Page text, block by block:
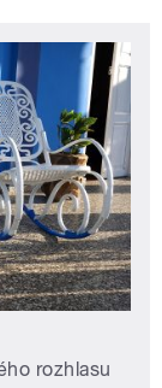
rozhlasu